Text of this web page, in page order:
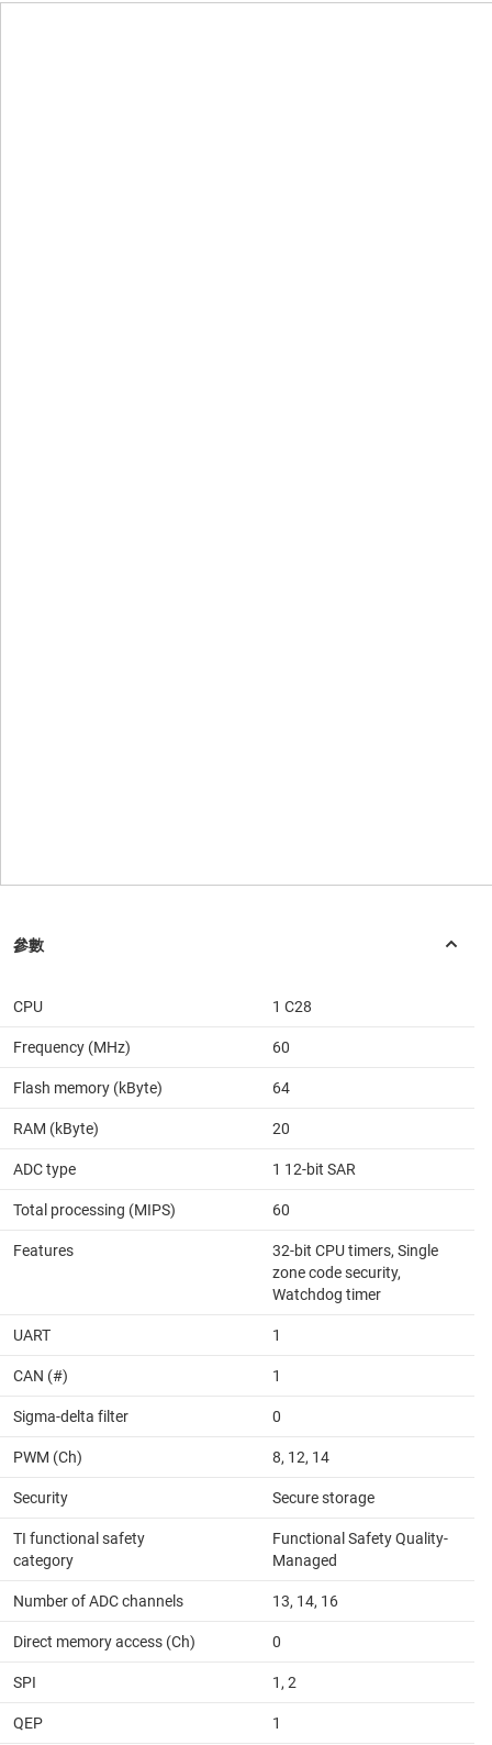
CPU 1 C28
Frequency (MHz) 60
Flash memory (kByte) 64
RAM (kByte) 20
ADC type 1 12-bit SAR
Total processing (MIPS) 60
Features
32-bit CPU timers, Single
zone code security,
Watchdog timer
UART 1
CAN (#) 1
Sigma-delta filter 0
PWM (Ch) 8, 12, 14
Security Secure storage
TI functional safety
category
Functional Safety Quality-
Managed
Number of ADC channels 13, 14, 16
Direct memory access (Ch) 0
SPI 1, 2
QEP 1